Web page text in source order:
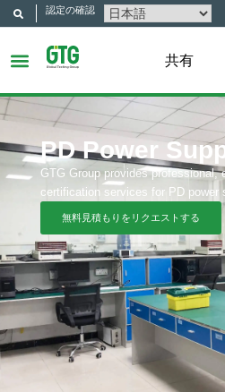
認定の確認
共有
PD Power
GTG Group provides professional,
certification services for PD power
無料見積もりをリクエストする